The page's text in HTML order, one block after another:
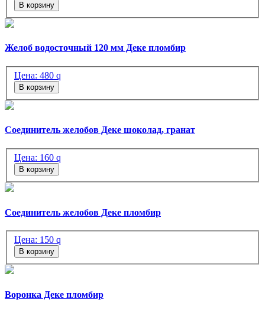
В корзину
Желоб водосточный 120 мм Деке пломбир
Цена: 480 q
В корзину
Соединитель желобов Деке шоколад, гранат
Цена: 160 q
В корзину
Соединитель желобов Деке пломбир
Цена: 150 q
В корзину
Воронка Деке пломбир